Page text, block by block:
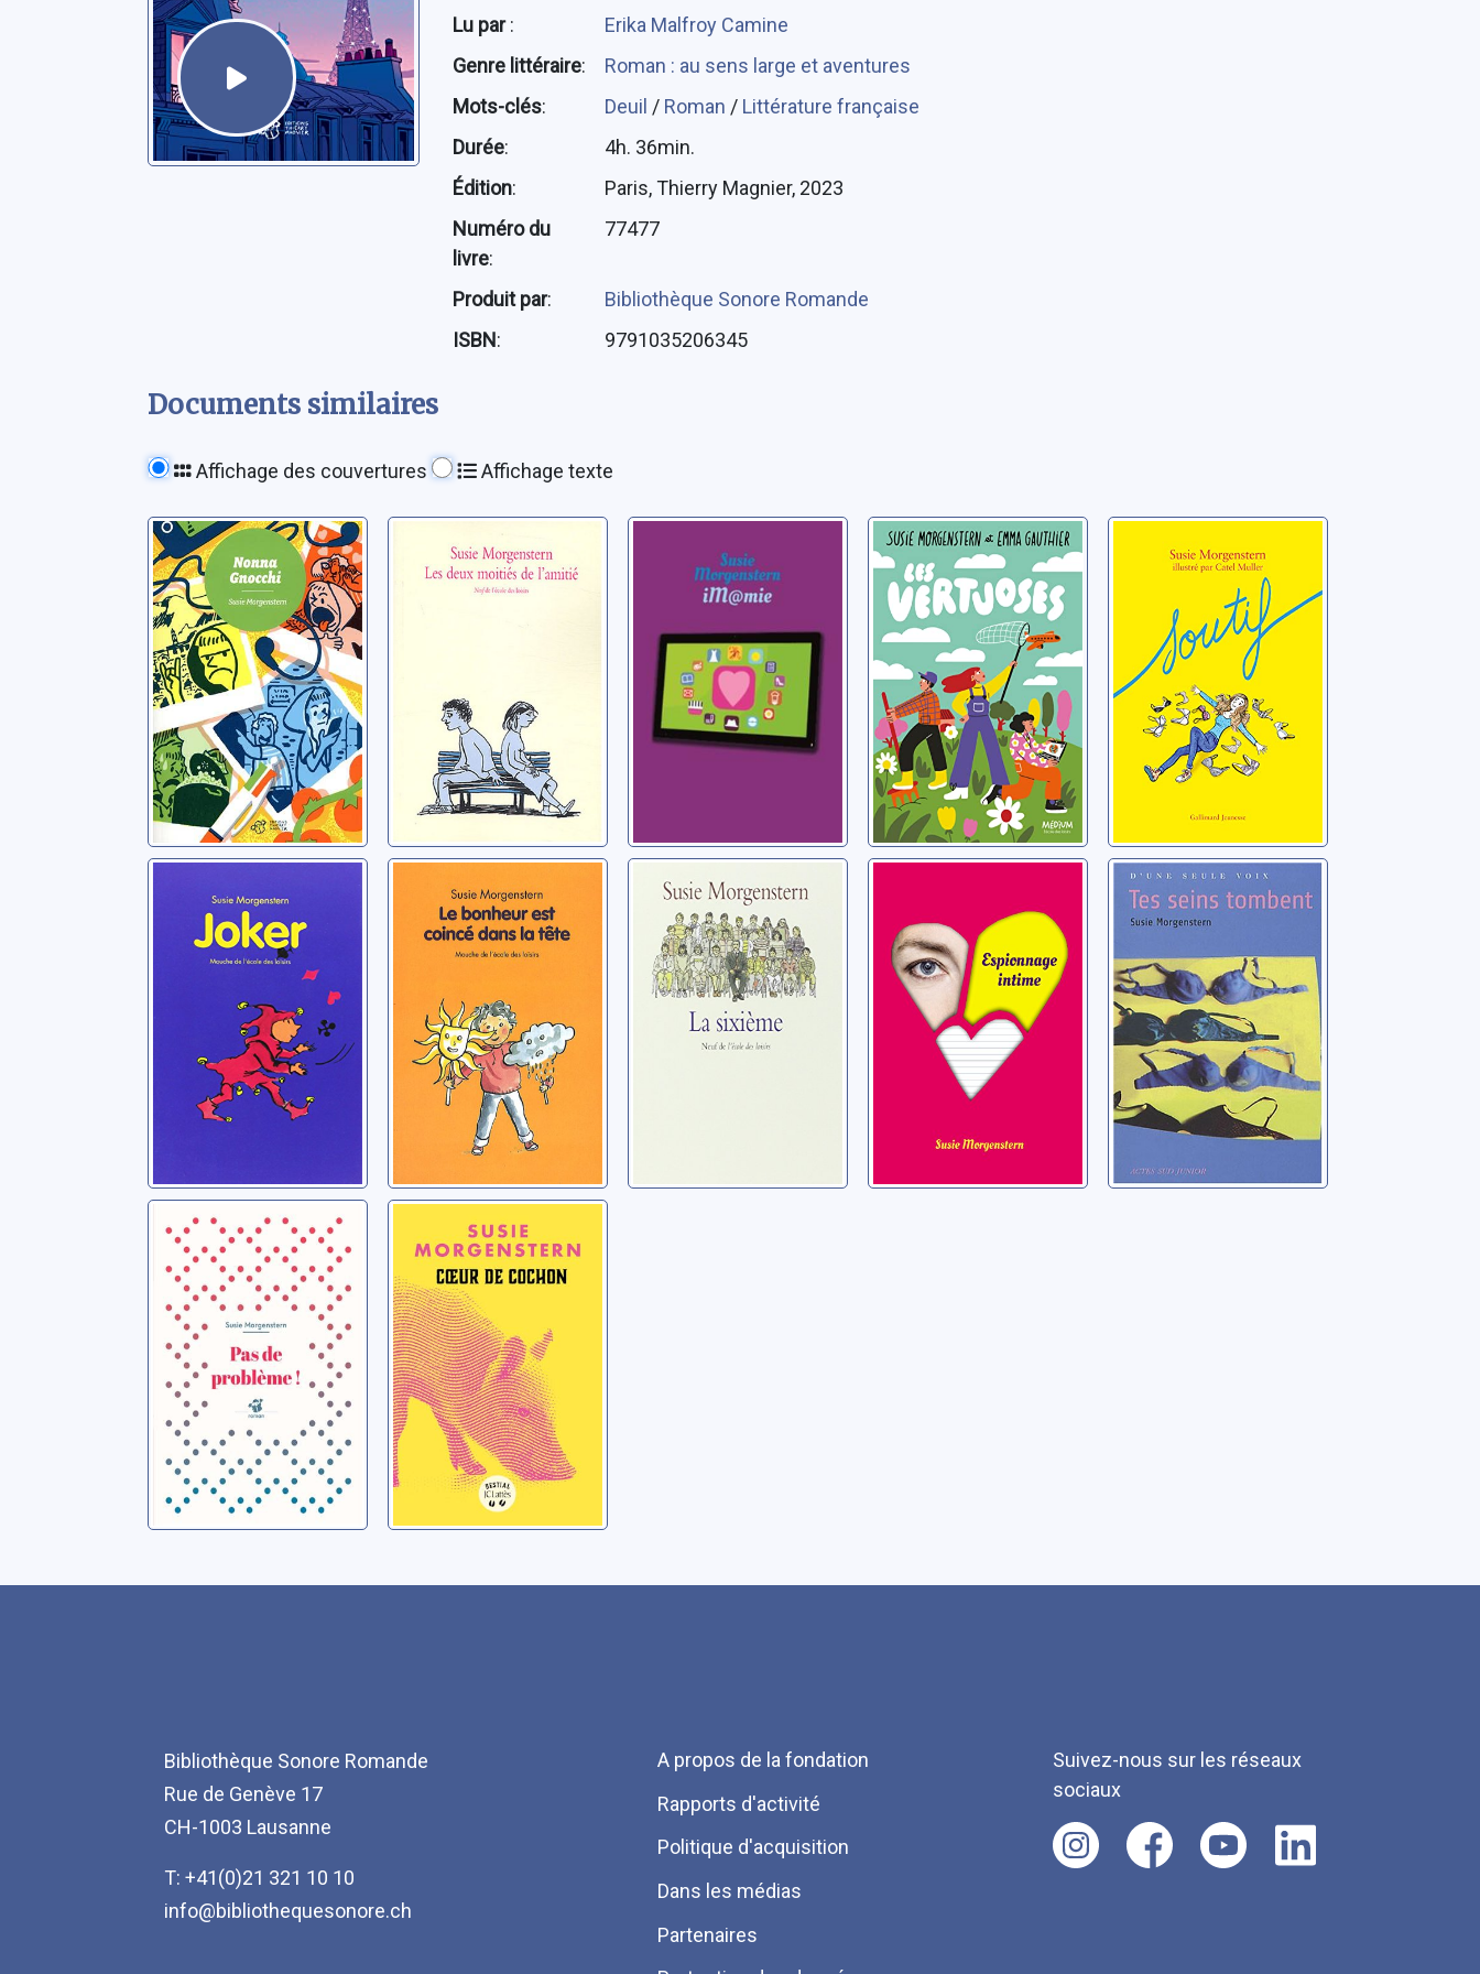
Lu par:
Erika Malfroy Camine
Genre littéraire:
Roman : au sens large et aventures
Mots-clés: Deuil / Roman / Littérature française
Durée:
4h. 36min.
Édition:
Paris, Thierry Magnier, 2023
Numéro du
livre:
77477
Produit par:
Bibliothèque Sonore Romande
ISBN: 9791035206345
Documents similaires
Affichage des couvertures Affichage texte
Nonna Gnocchi
Morgenstern, Susie
Les deux moitiés
de l'amitié
Morgenstern, Susie
Les vertuoses
Morgenstern, Susie Morgenstern, Susie
Morgenstern, Susie
Le bonheur est
coincé dans la
tête
La sixième
Morgenstern, Susie
Morgenstern, Susie
Tes seins
tombent
Morgenstern, Susie
Pas de problème
Morgenstern, Susie
Coeur de cochon
Morgenstern, Susie
Bibliothèque Sonore Romande
Rue de Genève 17
CH-1003 Lausanne
T: +41(0)21 321 10 10
info@bibliothequesonore.ch
Menu
Pied
de
page
A propos de la fondation
Rapports d'activité
Politique d'acquisition
Dans les médias
Partenaires
Suivez-nous sur les réseaux
sociaux